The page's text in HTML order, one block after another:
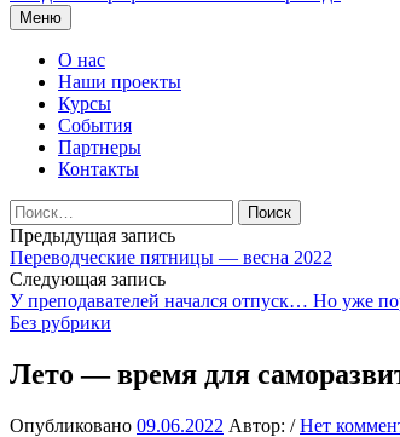
Перейти
к
содержимому
Меню
О нас
Наши проекты
Курсы
События
Партнеры
Контакты
Найти:
Навигация
по
записям
Предыдущая запись
Переводческие пятницы — весна 2022
Следующая запись
У преподавателей начался отпуск… Но уже
Без рубрики
Лето — время для
Опубликовано 09.06.2022 Автор: /Нет